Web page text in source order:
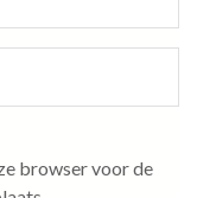
browser voor de